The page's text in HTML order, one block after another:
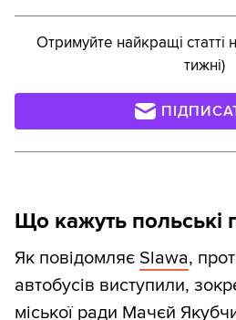
Отримуйте найкращі статті
тижні)
Що кажуть польські
Як повідомляє Slawa,
автобусів виступили,
міської ради Мачєй